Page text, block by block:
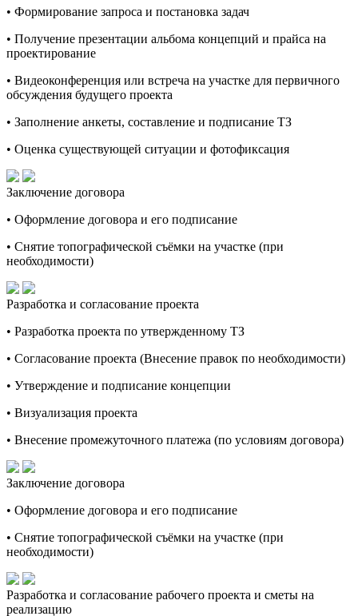
• Формирование запроса и постановка задач
• Получение презентации альбома концепций и прайса на
проектирование
• Видеоконференция или встреча на участке для первичного
обсуждения будущего проекта
• Заполнение анкеты, составление и подписание ТЗ
• Оценка существующей ситуации и фотофиксация
Заключение договора
• Оформление договора и его подписание
• Снятие топографической съёмки на участке (при
необходимости)
Разработка и согласование проекта
• Разработка проекта по утвержденному ТЗ
• Согласование проекта (Внесение правок по необходимости)
• Утверждение и подписание концепции
• Визуализация проекта
• Внесение промежуточного платежа (по условиям договора)
Заключение договора
• Оформление договора и его подписание
• Снятие топографической съёмки на участке (при
необходимости)
Разработка и согласование рабочего проекта и сметы на
реализацию